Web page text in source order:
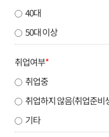
40대
50대 이상
취업여부*
취업중
취업하지 않음(취업준비
기타